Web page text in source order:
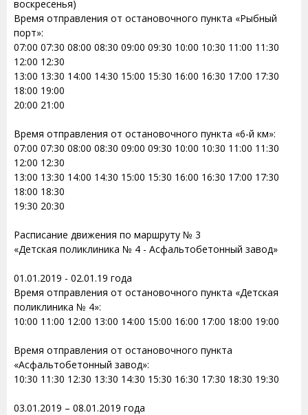
воскресенья)
Время отправления от остановочного пункта «Рыбный
порт»:
07:00 07:30 08:00 08:30 09:00 09:30 10:00 10:30 11:00 11:30
12:00 12:30
13:00 13:30 14:00 14:30 15:00 15:30 16:00 16:30 17:00 17:30
18:00 19:00
20:00 21:00
Время отправления от остановочного пункта «6-й км»:
07:00 07:30 08:00 08:30 09:00 09:30 10:00 10:30 11:00 11:30
12:00 12:30
13:00 13:30 14:00 14:30 15:00 15:30 16:00 16:30 17:00 17:30
18:00 18:30
19:30 20:30
Расписание движения по маршруту № 3
«Детская поликлиника № 4 - Асфальтобетонный завод»
01.01.2019 - 02.01.19 года
Время отправления от остановочного пункта «Детская
поликлиника № 4»:
10:00 11:00 12:00 13:00 14:00 15:00 16:00 17:00 18:00 19:00
Время отправления от остановочного пункта
«Асфальтобетонный завод»:
10:30 11:30 12:30 13:30 14:30 15:30 16:30 17:30 18:30 19:30
03.01.2019 – 08.01.2019 года